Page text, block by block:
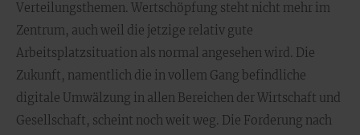
Verteilungsthemen. Wertschöpfung steht nicht mehr im
Zentrum, auch weil die jetzige relativ gute
Arbeitsplatzsituation als normal angesehen wird. Die
Zukunft, namentlich die in vollem Gang befindliche
digitale Umwälzung in allen Bereichen der Wirtschaft und
Gesellschaft, scheint noch weit weg. Die Forderung nach